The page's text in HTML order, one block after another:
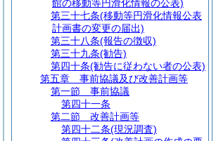
館の移動等円滑化情報の公表)
第三十七条(移動等円滑化情報公表
計画書の変更の届出)
第三十八条(報告の徴収)
第三十九条(勧告)
第四十条(勧告に従わない者の公表)
第五章
事前協議及び改善計画等
第一節
事前協議
第四十一条
第二節
改善計画等
第四十二条(現況調査)